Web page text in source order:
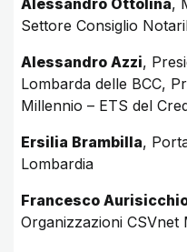
Settore Consiglio
Alessandro Azzi,
Lombarda delle BCC,
Millennio – ETS del
Ersilia Brambilla,
Lombardia
Francesco
Organizzazioni CSVnet